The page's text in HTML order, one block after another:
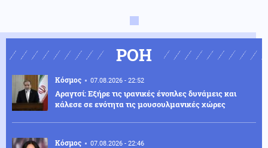
ΡΟΗ
Κόσμος 07.08.2026 - 22:52
Αραγτσί: Εξήρε τις ιρανικές ένοπλες δυνάμεις και
κάλεσε σε ενότητα τις μουσουλμανικές χώρες
Κόσμος 07.08.2026 - 22:46